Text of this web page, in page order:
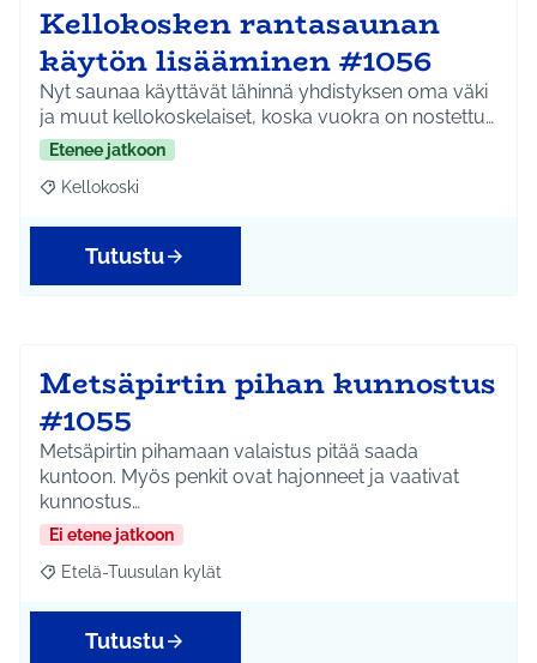
Kellokosken rantasaunan
käytön lisääminen #1056
Nyt saunaa käyttävät lähinnä yhdistyksen oma väki
ja muut kellokoskelaiset, koska vuokra on nostettu…
Etenee jatkoon
Rajaa tulokset aihepiirin mukaan: Kellokoski
Kellokoski
Tutustu
Metsäpirtin pihan kunnostus
#1055
Metsäpirtin pihamaan valaistus pitää saada
kuntoon. Myös penkit ovat hajonneet ja vaativat
kunnostus…
Ei etene jatkoon
Rajaa tulokset aihepiirin mukaan: Etelä-Tuusulan kylät
Etelä-Tuusulan kylät
Tutustu